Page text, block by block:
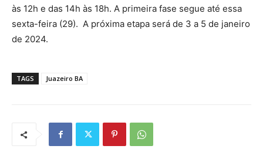
às 12h e das 14h às 18h. A primeira fase segue até essa
sexta-feira (29). A próxima etapa será de 3 a 5 de janeiro
de 2024.
TAGS Juazeiro BA